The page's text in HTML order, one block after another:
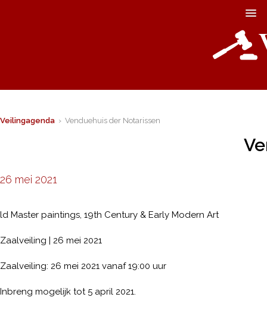
Veilingagenda › Venduehuis der Notarissen
26 mei 2021
ld Master paintings, 19th Century & Early Modern Art
Zaalveiling | 26 mei 2021
Zaalveiling: 26 mei 2021 vanaf 19:00 uur
Inbreng mogelijk tot 5 april 2021.